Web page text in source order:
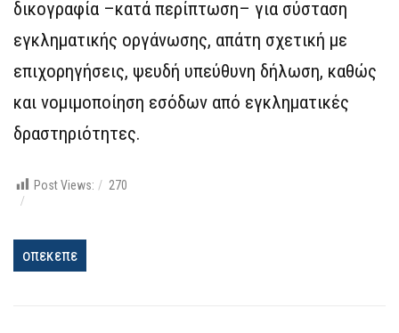
δικογραφία –κατά περίπτωση– για σύσταση
εγκληματικής οργάνωσης, απάτη σχετική με
επιχορηγήσεις, ψευδή υπεύθυνη δήλωση, καθώς
και νομιμοποίηση εσόδων από εγκληματικές
δραστηριότητες.
Post Views: 270
οπεκεπε